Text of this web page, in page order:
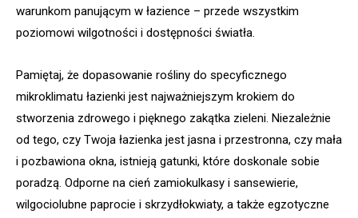
warunkom panującym w łazience – przede wszystkim
poziomowi wilgotności i dostępności światła.
Pamiętaj, że dopasowanie rośliny do specyficznego
mikroklimatu łazienki jest najważniejszym krokiem do
stworzenia zdrowego i pięknego zakątka zieleni. Niezależnie
od tego, czy Twoja łazienka jest jasna i przestronna, czy mała
i pozbawiona okna, istnieją gatunki, które doskonale sobie
poradzą. Odporne na cień zamiokulkasy i sansewierie,
wilgociolubne paprocie i skrzydłokwiaty, a także egzotyczne